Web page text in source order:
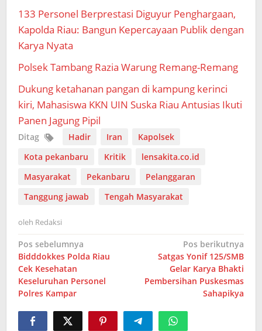
133 Personel Berprestasi Diguyur Penghargaan,
Kapolda Riau: Bangun Kepercayaan Publik dengan
Karya Nyata
Polsek Tambang Razia Warung Remang-Remang
Dukung ketahanan pangan di kampung kerinci
kiri, Mahasiswa KKN UIN Suska Riau Antusias Ikuti
Panen Jagung Pipil
Ditag Hadir Iran
Kapolsek
Kota pekanbaru
Kritik
lensakita.co.id
Masyarakat
Pekanbaru
Pelanggaran
Tanggung jawab
Tengah Masyarakat
oleh Redaksi
Navigasi
pos
Pos sebelumnya
Bidddokkes Polda Riau
Cek Kesehatan
Keseluruhan Personel
Polres Kampar
Pos berikutnya
Satgas Yonif 125/SMB
Gelar Karya Bhakti
Pembersihan Puskesmas
Sahapikya